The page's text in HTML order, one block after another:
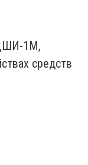
ДШИ-1М,
средств